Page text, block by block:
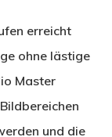
erreicht
ohne lästige
Master
und die